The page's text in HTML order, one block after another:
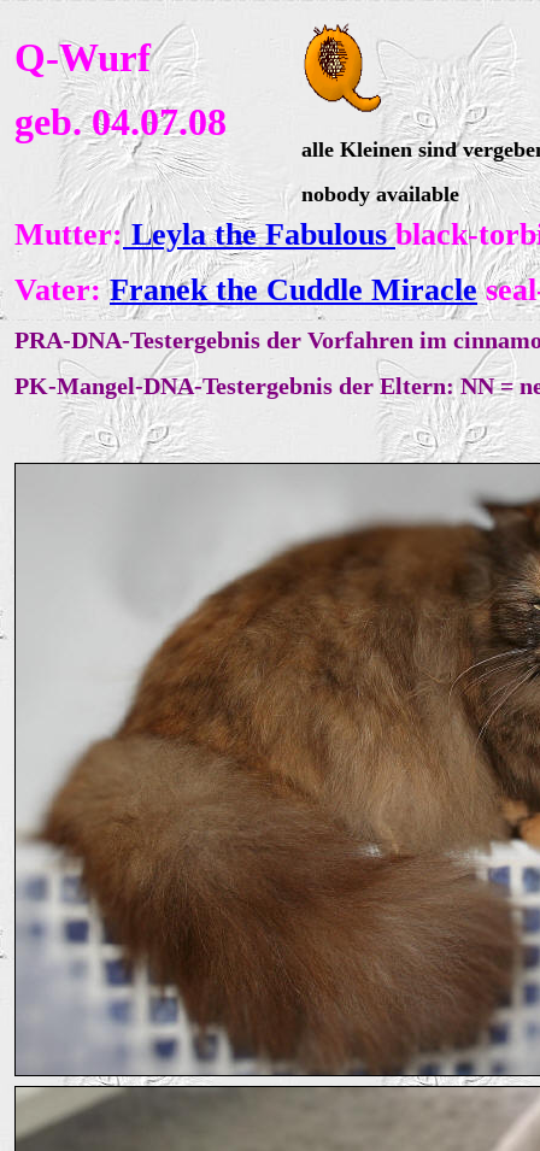
Q-Wurf
geb. 04.07.08
alle Kleinen sind
nobody available
Mutter:Leyla the Fabulousblack-
Vater:Franek the Cuddle Miracle
PRA-DNA-Testergebnis der Vorfahren im
PK-Mangel-DNA-Testergebnis der Eltern: NN =